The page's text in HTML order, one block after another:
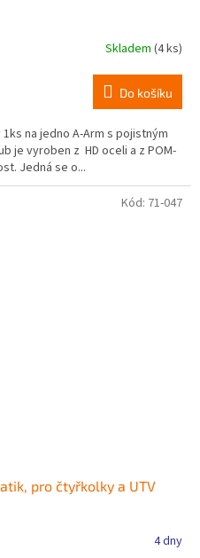
Skladem (4 ks)
Do košíku
na jedno A-Arm s pojistným
je vyroben z HD oceli a z POM-
Jedná se o...
pro čtyřkolky a UTV
4 dny
Kód: 71-047